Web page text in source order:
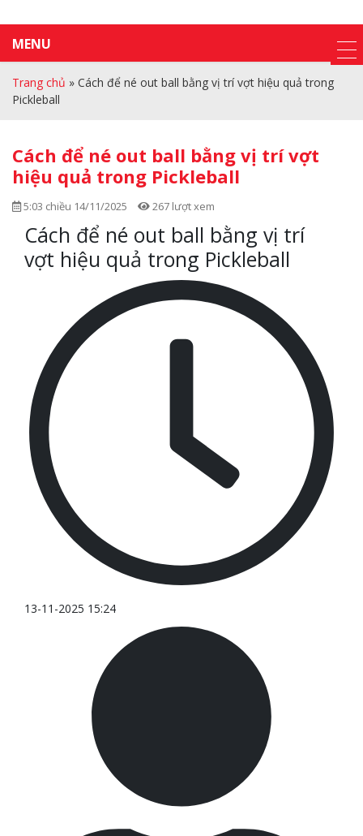
MENU
Trang chủ » Cách để né out ball bằng vị trí vợt hiệu quả trong
Pickleball
Cách để né out ball bằng vị trí vợt
hiệu quả trong Pickleball
5:03 chiều 14/11/2025 267 lượt xem
Cách để né out ball bằng vị trí
vợt hiệu quả trong Pickleball
13-11-2025 15:24